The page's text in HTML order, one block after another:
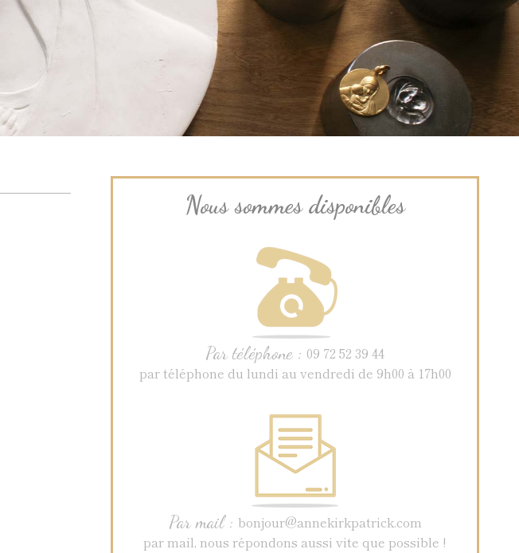
Nous sommes disponibles
Par téléphone : 09 72 52 39 44
par téléphone du lundi au vendredi de 9h00 à 17h00
Par mail : bonjour@annekirkpatrick.com
par mail, nous répondons aussi vite que possible !